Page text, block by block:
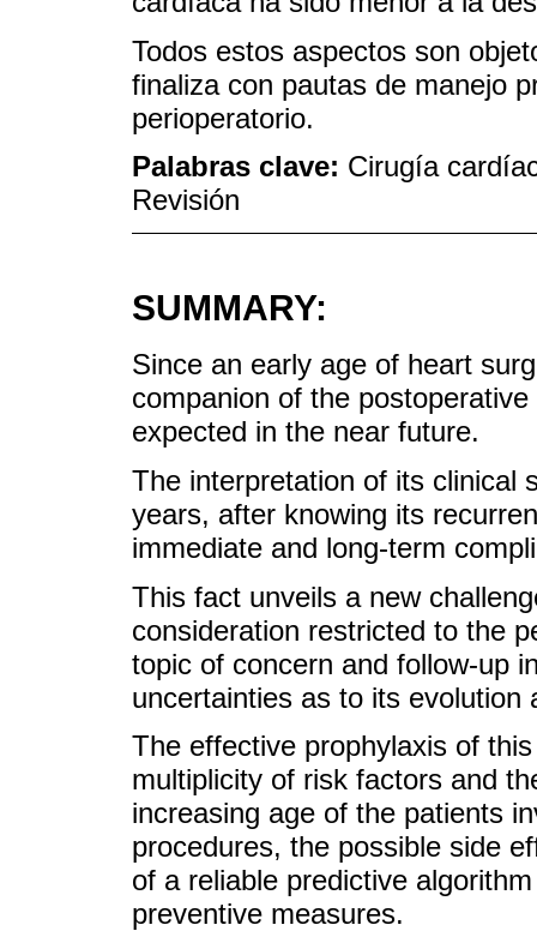
Todos estos aspectos son
finaliza con pautas de manejo
perioperatorio.
Palabras clave: Cirugía
Revisión
SUMMARY:
Since an early age of heart
companion of the
expected in the near future.
The interpretation of its clinical
years, after knowing its
immediate and long-term
This fact unveils a new
consideration restricted to the
topic of concern and follow-up
uncertainties as to its evolution
The effective prophylaxis of
multiplicity of risk factors and
increasing age of the patients
procedures, the possible side
of a reliable predictive
preventive measures.